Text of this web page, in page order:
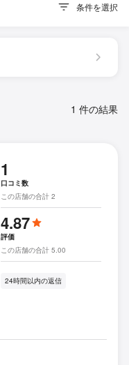
条件を選択
1 件の結果
1
口コミ数
この店舗の合計 2
4.87
評価
この店舗の合計 5.00
24時間以内の返信